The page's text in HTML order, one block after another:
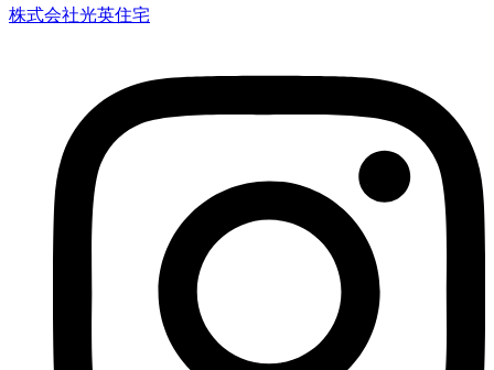
株式会社光英住宅